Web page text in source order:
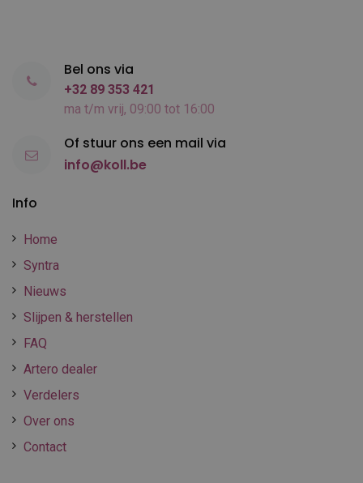
Info
Home
Syntra
Nieuws
Slijpen & herstellen
FAQ
Artero dealer
Verdelers
Over ons
Contact
Bel ons via
+32 89 353 421
ma t/m vrij, 09:00 tot 16:00
Of stuur ons een mail via
info@koll.be